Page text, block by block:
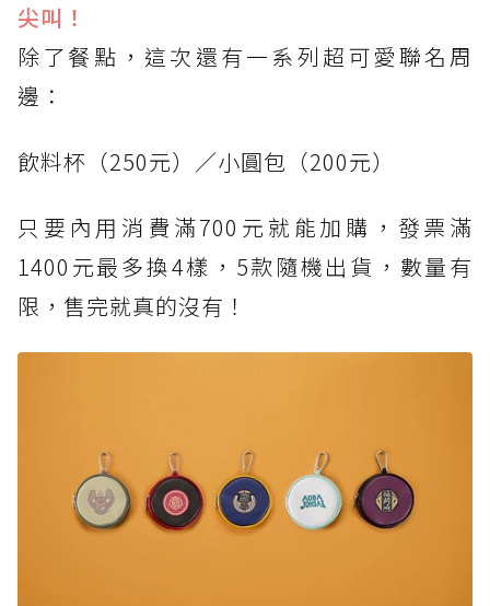
尖叫！
除了餐點，這次還有一系列超可愛聯名周
邊：
飲料杯（250元）／小圓包（200元）
只要內用消費滿700元就能加購，發票滿
1400元最多換4樣，5款隨機出貨，數量有
限，售完就真的沒有！